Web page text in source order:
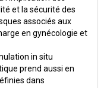
et la sécurité des
associés aux
en gynécologie et
in situ
prend aussi en
dans